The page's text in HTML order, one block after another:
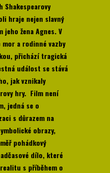
hraje nejen slavný
jeho žena Agnes. V
a rodinné vazby
přichází tragická
událost se stává
jak vznikaly
hry. Film není
jedná se o
s důrazem na
obrazy,
pohádkový
dílo, které
s příběhem o